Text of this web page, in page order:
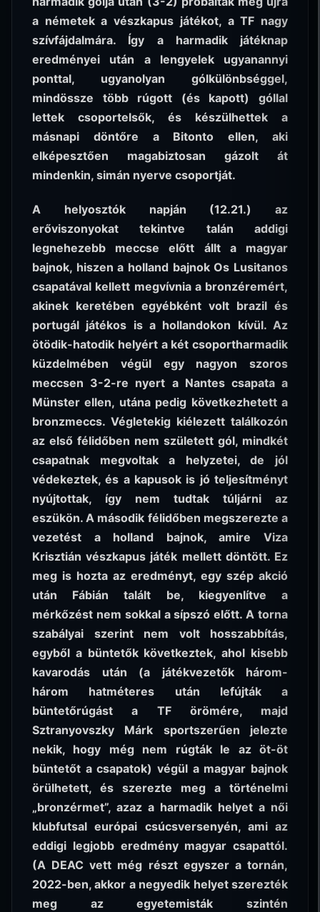
a németek a vészkapus játékot, a TF nagy
szívfájdalmára. Így a harmadik játéknap
eredményei után a lengyelek ugyanannyi
ponttal, ugyanolyan gólkülönbséggel,
mindössze több rúgott (és kapott) góllal
lettek csoportelsők, és készülhettek a
másnapi döntőre a Bitonto ellen, aki
elképesztően magabiztosan gázolt át
mindenkin, simán nyerve csoportját.
A helyosztók napján (12.21.) az
erőviszonyokat tekintve talán addigi
legnehezebb meccse előtt állt a magyar
bajnok, hiszen a holland bajnok Os Lusitanos
csapatával kellett megvívnia a bronzéremért,
akinek keretében egyébként volt brazil és
portugál játékos is a hollandokon kívül. Az
ötödik-hatodik helyért a két csoportharmadik
küzdelmében végül egy nagyon szoros
meccsen 3-2-re nyert a Nantes csapata a
Münster ellen, utána pedig következhetett a
bronzmeccs. Végletekig kiélezett találkozón
az első félidőben nem született gól, mindkét
csapatnak megvoltak a helyzetei, de jól
védekeztek, és a kapusok is jó teljesítményt
nyújtottak, így nem tudtak túljárni az
eszükön. A második félidőben megszerezte a
vezetést a holland bajnok, amire Viza
Krisztián vészkapus játék mellett döntött. Ez
meg is hozta az eredményt, egy szép akció
után Fábián talált be, kiegyenlítve a
mérkőzést nem sokkal a sípszó előtt. A torna
szabályai szerint nem volt hosszabbítás,
egyből a büntetők következtek, ahol kisebb
kavarodás után (a játékvezetők három-
három hatméteres után lefújták a
büntetőrúgást a TF örömére, majd
Sztranyovszky Márk sportszerűen jelezte
nekik, hogy még nem rúgták le az öt-öt
büntetőt a csapatok) végül a magyar bajnok
örülhetett, és szerezte meg a történelmi
„bronzérmet”, azaz a harmadik helyet a női
klubfutsal európai csúcsversenyén, ami az
eddigi legjobb eredmény magyar csapattól.
(A DEAC vett még részt egyszer a tornán,
2022-ben, akkor a negyedik helyet szerezték
meg az egyetemisták szintén